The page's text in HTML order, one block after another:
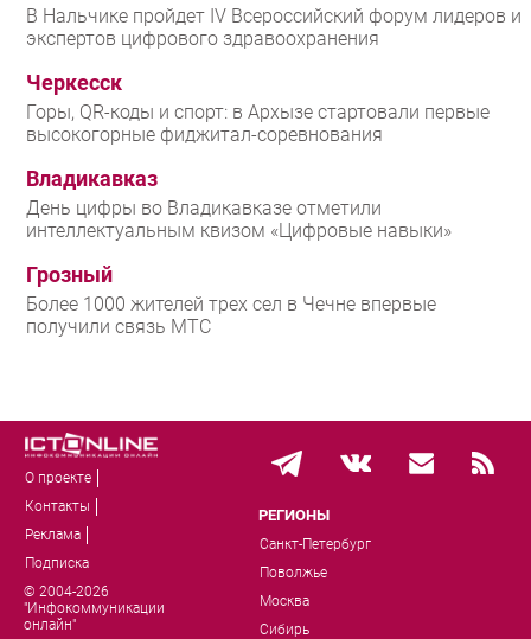
В Нальчике пройдет IV Всероссийский форум лидеров и
экспертов цифрового здравоохранения
Черкесск
Горы, QR-коды и спорт: в Архызе стартовали первые
высокогорные фиджитал-соревнования
Владикавказ
День цифры во Владикавказе отметили
интеллектуальным квизом «Цифровые навыки»
Грозный
Более 1000 жителей трех сел в Чечне впервые
получили связь МТС
О проекте
Контакты
Реклама
Подписка
© 2004-2026
"Инфокоммуникации
онлайн"
РЕГИОНЫ
Санкт-Петербург
Поволжье
Москва
Сибирь